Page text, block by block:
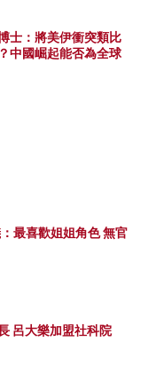
士：將美伊衝突類比
中國崛起能否為全球
最喜歡姐姐角色 無官
呂大樂加盟社科院